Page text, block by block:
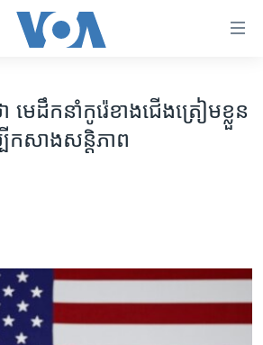
េដឹកនាំ​កូរ៉េ​ខាង​ជើង​ត្រៀម​ខ្លួន​
កសាង​សន្តិភាព